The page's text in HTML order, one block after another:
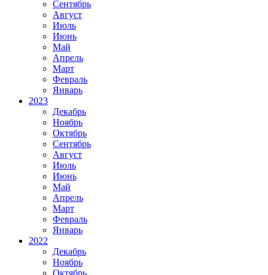
Сентябрь
Август
Июль
Июнь
Май
Апрель
Март
Февраль
Январь
2023
Декабрь
Ноябрь
Октябрь
Сентябрь
Август
Июль
Июнь
Май
Апрель
Март
Февраль
Январь
2022
Декабрь
Ноябрь
Октябрь